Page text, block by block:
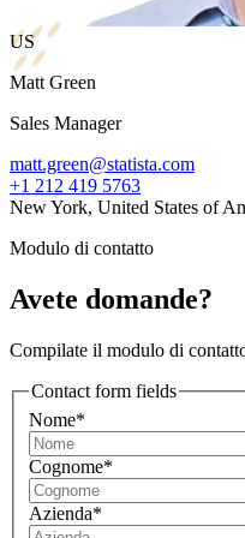
US
Matt Green
Sales Manager
matt.green@statista.com
+1 212 419 5763
New York, United States of
Modulo di contatto
Avete domande?
Compilate il modulo di
Contact form fields
Nome*
Cognome*
Azienda*